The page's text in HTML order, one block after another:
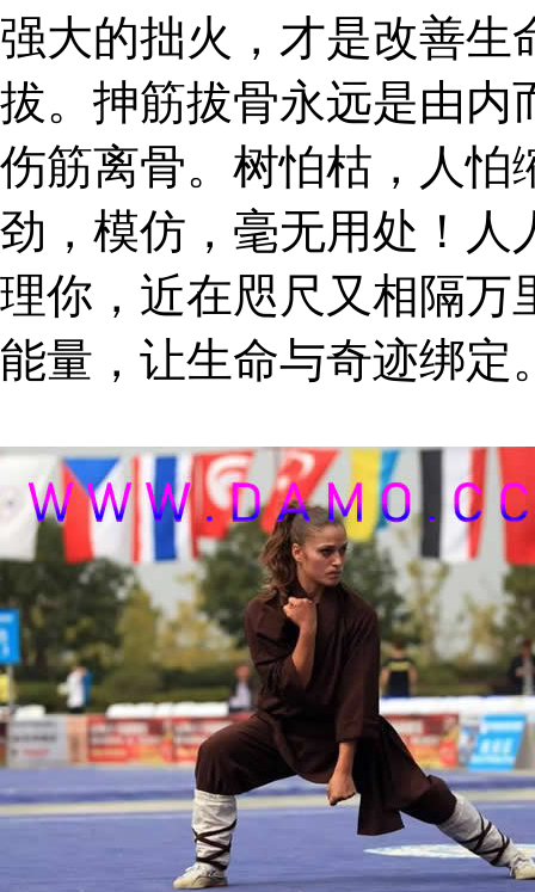
强大的拙火，才是改善生
拔。抻筋拔骨永远是由内
伤筋离骨。树怕枯，人怕
劲，模仿，毫无用处！人
理你，近在咫尺又相隔万
能量，让生命与奇迹绑定